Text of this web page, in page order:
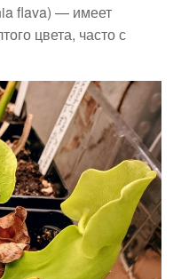
flava) — имеет
цвета, часто с